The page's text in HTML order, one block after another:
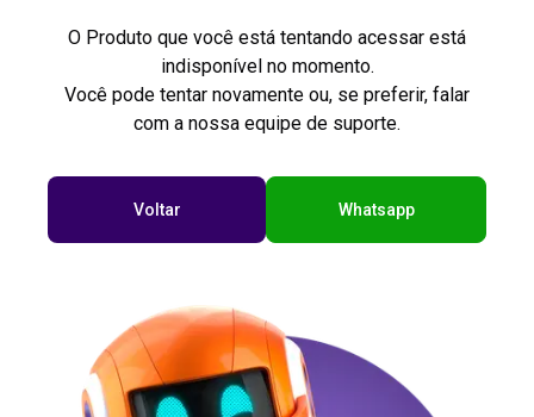
O Produto que você está tentando acessar está
indisponível no momento.
Você pode tentar novamente ou, se preferir, falar
com a nossa equipe de suporte.
Voltar Whatsapp